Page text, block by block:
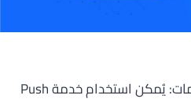
تنبيهات العروض والخصومات: يُمكن استخدام خدمة Push